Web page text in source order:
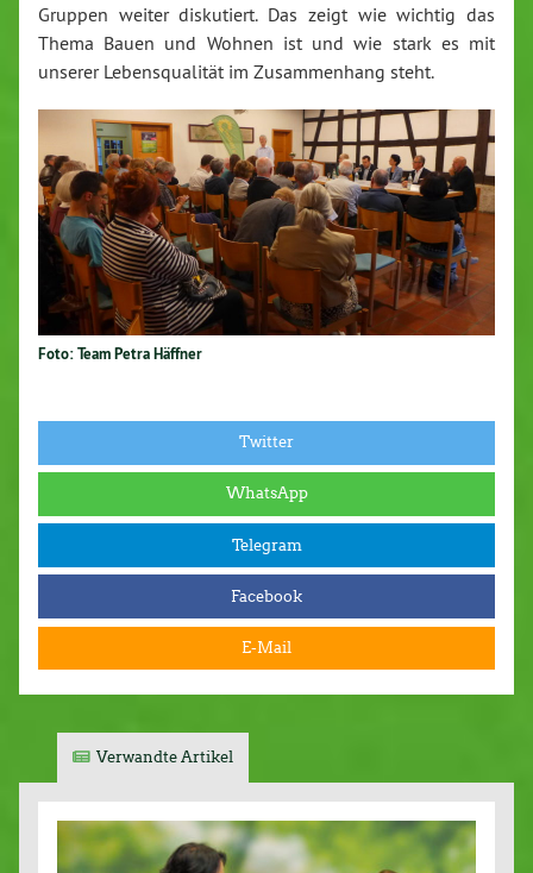
Gruppen weiter diskutiert. Das zeigt wie wichtig das
Thema Bauen und Wohnen ist und wie stark es mit
unserer Lebensqualität im Zusammenhang steht.
Foto: Team Petra Häffner
Twitter
WhatsApp
Telegram
Facebook
E-Mail
Verwandte Artikel